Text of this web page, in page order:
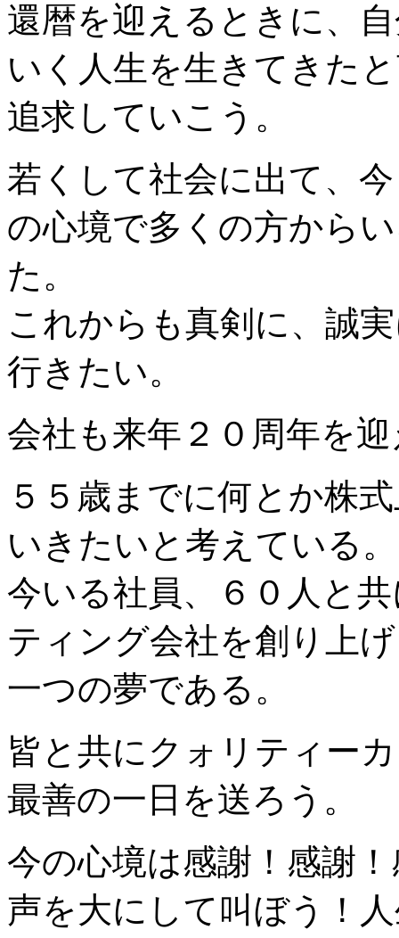
還暦を迎えるときに、
いく人生を生きてきた
追求していこう。
若くして社会に出て、
の心境で多くの方から
た。
これからも真剣に、誠
行きたい。
会社も来年２０周年を
５５歳までに何とか株
いきたいと考えている。
今いる社員、６０人と
ティング会社を創り上
一つの夢である。
皆と共にクォリティー
最善の一日を送ろう。
今の心境は感謝！感謝
声を大にして叫ぼう！